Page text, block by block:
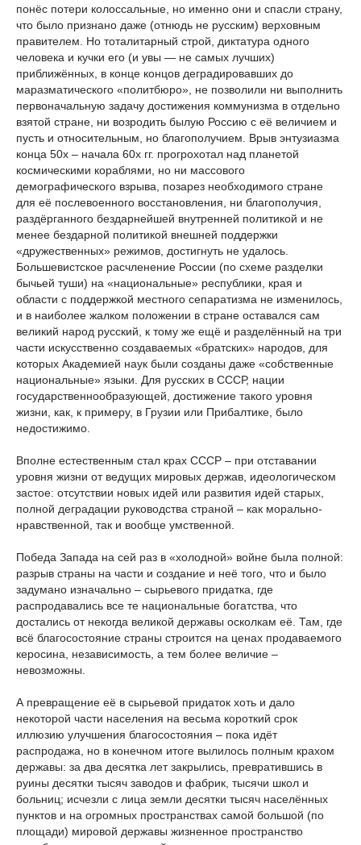
понёс потери колоссальные, но именно они и спасли страну,
что было признано даже (отнюдь не русским) верховным
правителем. Но тоталитарный строй, диктатура одного
человека и кучки его (и увы — не самых лучших)
приближённых, в конце концов деградировавших до
маразматического «политбюро», не позволили ни выполнить
первоначальную задачу достижения коммунизма в отдельно
взятой стране, ни возродить былую Россию с её величием и
пусть и относительным, но благополучием. Врыв энтузиазма
конца 50х – начала 60х гг. прогрохотал над планетой
космическими кораблями, но ни массового
демографического взрыва, позарез необходимого стране
для её послевоенного восстановления, ни благополучия,
раздёрганного бездарнейшей внутренней политикой и не
менее бездарной политикой внешней поддержки
«дружественных» режимов, достигнуть не удалось.
Большевистское расчленение России (по схеме разделки
бычьей туши) на «национальные» республики, края и
области с поддержкой местного сепаратизма не изменилось,
и в наиболее жалком положении в стране оставался сам
великий народ русский, к тому же ещё и разделённый на три
части искусственно создаваемых «братских» народов, для
которых Академией наук были созданы даже «собственные
национальные» языки. Для русских в СССР, нации
государственнообразующей, достижение такого уровня
жизни, как, к примеру, в Грузии или Прибалтике, было
недостижимо.
Вполне естественным стал крах СССР – при отставании
уровня жизни от ведущих мировых держав, идеологическом
застое: отсутствии новых идей или развития идей старых,
полной деградации руководства страной – как морально-
нравственной, так и вообще умственной.
Победа Запада на сей раз в «холодной» войне была полной:
разрыв страны на части и создание и неё того, что и было
задумано изначально – сырьевого придатка, где
распродавались все те национальные богатства, что
достались от некогда великой державы осколкам её. Там, где
всё благосостояние страны строится на ценах продаваемого
керосина, независимость, а тем более величие –
невозможны.
А превращение её в сырьевой придаток хоть и дало
некоторой части населения на весьма короткий срок
иллюзию улучшения благосостояния – пока идёт
распродажа, но в конечном итоге вылилось полным крахом
державы: за два десятка лет закрылись, превратившись в
руины десятки тысяч заводов и фабрик, тысячи школ и
больниц; исчезли с лица земли десятки тысяч населённых
пунктов и на огромных пространствах самой большой (по
площади) мировой державы жизненное пространство